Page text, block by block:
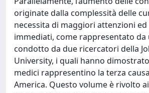
originate dalla complessità delle
necessita di maggiori attenzioni
immediati, come rappresentato da
condotto da due ricercatori della
University, i quali hanno
medici rappresentino la terza
America. Questo volume è rivolto